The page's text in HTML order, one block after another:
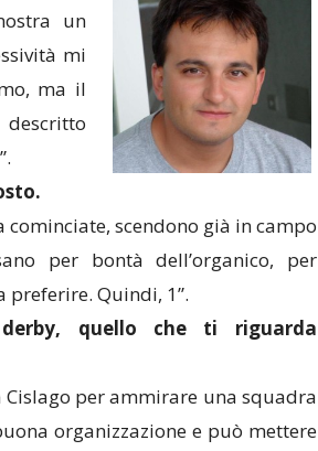
un
mi
ma il
scendono già in campo
per bontà dell’organico, per
preferire. Quindi, 1”.
quello che ti riguarda
Cislago per ammirare una squadra
organizzazione e può mettere